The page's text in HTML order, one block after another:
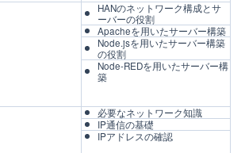
HANのネットワーク構成とサ
ーバーの役割
Apacheを用いたサーバー構築
Node.jsを用いたサーバー構築
の役割
Node-REDを用いたサーバー構
築
必要なネットワーク知識
IP通信の基礎
IPアドレスの確認